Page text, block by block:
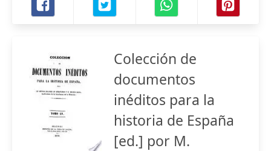
Colección de
documentos
inéditos para la
historia de España
[ed.] por M.